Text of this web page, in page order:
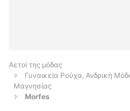
Αετοί της μόδας
Γυναικεία Ρούχα, Ανδρική
Μαγνησίας
Morfes